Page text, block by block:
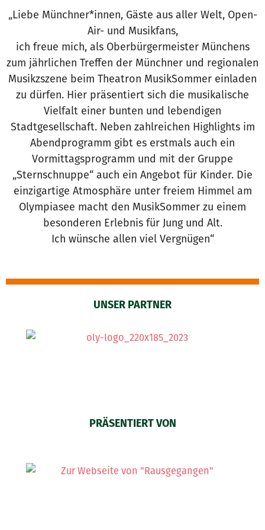
„Liebe Münchner*innen, Gäste aus aller Welt, Open-
Air- und Musikfans,
ich freue mich, als Oberbürgermeister Münchens
zum jährlichen Treffen der Münchner und regionalen
Musikzszene beim Theatron MusikSommer einladen
zu dürfen. Hier präsentiert sich die musikalische
Vielfalt einer bunten und lebendigen
Stadtgesellschaft. Neben zahlreichen Highlights im
Abendprogramm gibt es erstmals auch ein
Vormittagsprogramm und mit der Gruppe
„Sternschnuppe“ auch ein Angebot für Kinder. Die
einzigartige Atmosphäre unter freiem Himmel am
Olympiasee macht den MusikSommer zu einem
besonderen Erlebnis für Jung und Alt.
Ich wünsche allen viel Vergnügen“
UNSER PARTNER
PRÄSENTIERT VON